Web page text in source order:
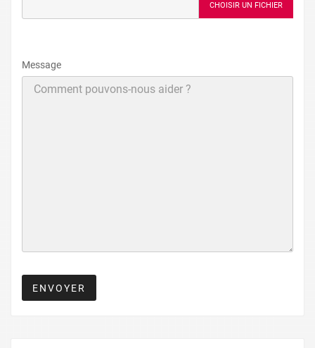
CHOISIR UN FICHIER
Message
ENVOYER